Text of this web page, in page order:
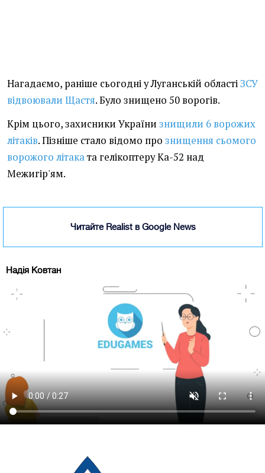
Нагадаємо, раніше сьогодні у Луганській областіЗСУ
відвоювали Щастя. Було знищено 50 ворогів.
Крім цього, захисники України знищили 6 ворожих
літаків. Пізніше стало відомо про знищення сьомого
ворожого літаката гелікоптеру Ка-52 над
Межигір'ям.
Читайте Realist в Google News
Надія Ковтан